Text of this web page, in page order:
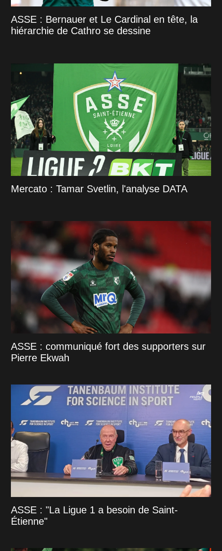
ASSE : Bernauer et Le Cardinal en tête, la
hiérarchie de Cathro se dessine
Mercato : Tamar Svetlin, l'analyse DATA
ASSE : communiqué fort des supporters sur
Pierre Ekwah
ASSE : "La Ligue 1 a besoin de Saint-
Étienne"